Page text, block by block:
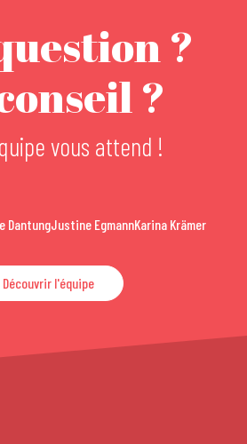
?
?
vous attend !
DantungJustine EgmannKarina Krämer
Découvrir l'équipe